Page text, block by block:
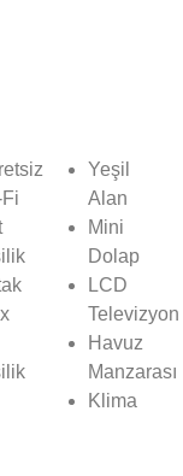
Yeşil
Alan
Mini
Dolap
LCD
Televizyon
Havuz
Manzarası
Klima